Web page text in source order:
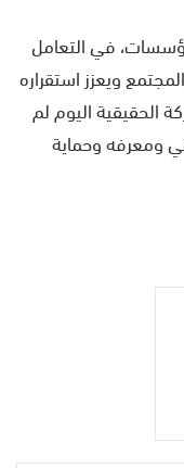
في التعامل
ويعزز استقراره
الحقيقية اليوم لم
ومعرفه وحماية